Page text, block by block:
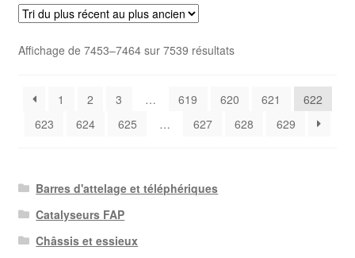
Affichage de 7453–7464 sur 7539 résultatsTrié
récent
au
1 2 3 … 619 620 621
622
623
624 625 … 627 628 629
Barres d'attelage et téléphériques
Catalyseurs FAP
Châssis et essieux